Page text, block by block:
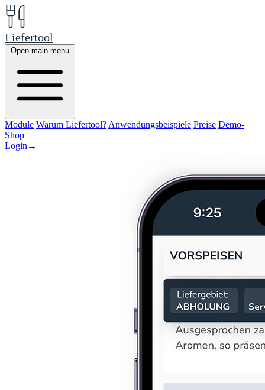
Liefertool
Open main menu
Module Warum Liefertool? Anwendungsbeispiele Preise Demo-
Shop
Login →